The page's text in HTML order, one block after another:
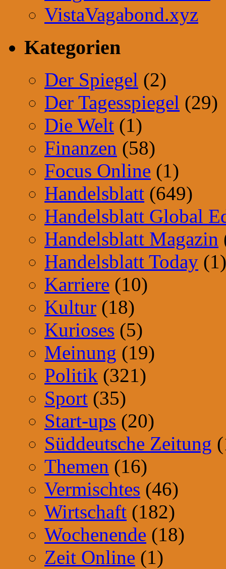
VistaVagabond.xyz
Kategorien
Der Spiegel (2)
Der Tagesspiegel (29)
Die Welt (1)
Finanzen (58)
Focus Online (1)
Handelsblatt (649)
Handelsblatt Global
Handelsblatt Magazin
Handelsblatt Today (1)
Karriere (10)
Kultur (18)
Kurioses (5)
Meinung (19)
Politik (321)
Sport (35)
Start-ups (20)
Süddeutsche Zeitung
Themen (16)
Vermischtes (46)
Wirtschaft (182)
Wochenende (18)
Zeit Online (1)